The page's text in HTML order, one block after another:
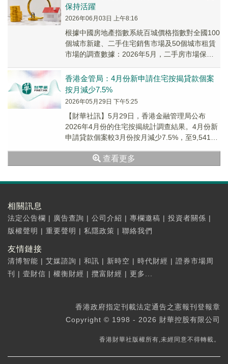
保持活躍
2026年06月03日 上午8:16
根據中國房地產指數系統百城價格指數對全國100
個城市新建、二手住宅銷售市場及50個城市租賃
市場的調查數據：2026年5月，二手房市場保持
二...
香港金管局：4月份新申請住宅按揭貸款個案
按月減少7.5%
2026年05月29日 下午5:25
【財華社訊】5月29日，香港金融管理局公布
2026年4月份的住宅按揭統計調查結果。4月份新
申請貸款個案較3月份按月減少7.5%，至9,541
查看更多
相關訊息
法定公告欄 | 廣告查詢 | 公司介紹 | 專欄邀稿 | 投資者關係 |
版權聲明 | 重要聲明 | 私隱政策 | 聯絡我們
友情鏈接
清博智能 | 艾媒諮詢 | 和訊 | 新時空 | 時代財經 | 證券市場周
刊
| 壹財信 | 權衡財經 | 攬富財經 | 更多...
香港政府指定刊載法定通告之憲報刊登報章
Copyright © 1998 - 2026 財華控股有限公司
香港財華社版權所有,未經同意不得轉載。